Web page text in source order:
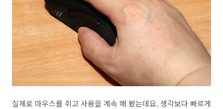
실제로 마우스를 쥐고 사용을 계속 해 봤는데요. 생각보다 빠르게